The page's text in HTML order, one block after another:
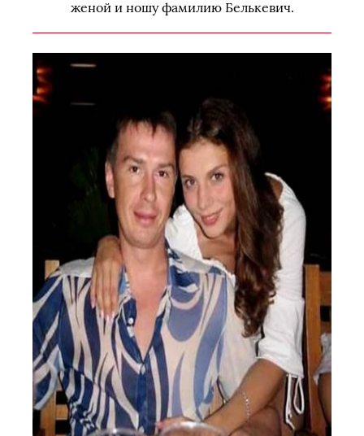
женой и ношу фамилию Белькевич.